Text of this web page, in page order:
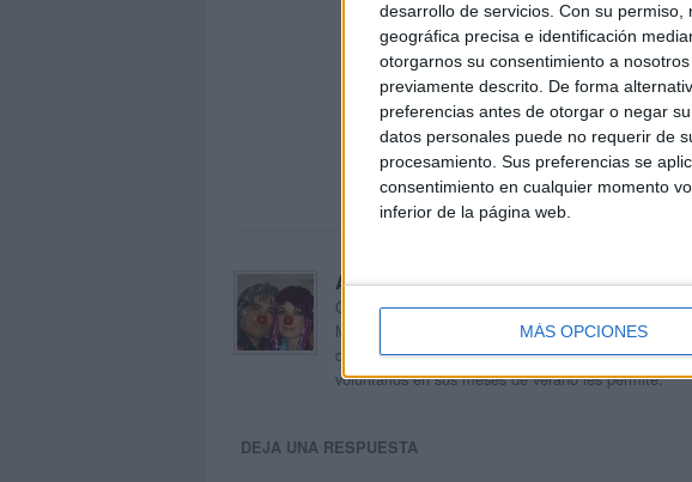
desarrollo de servicios. Con su permiso,
geográfica precisa e identificación
otorgarnos su consentimiento a
previamente descrito. De forma
preferencias antes de otorgar o negar
datos personales puede no requerir de
procesamiento. Sus preferencias se
consentimiento en cualquier momento
inferior de la página web.
MÁS OPCIONES
Acerca de orientacionandujar
Orientación Andújar no es solo un blog, es la
Maribel, que además de ser pareja, son los
dentro del blog y en el cual, vuelcan la mayor
voluntarios en sus meses de verano les permite.
DEJA UNA RESPUESTA